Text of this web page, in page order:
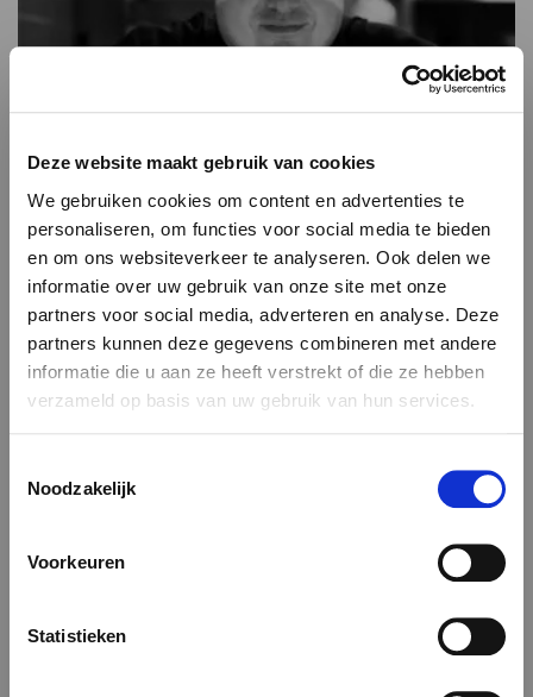
Deze website maakt gebruik van cookies
We gebruiken cookies om content en advertenties te
personaliseren, om functies voor social media te bieden
en om ons websiteverkeer te analyseren. Ook delen we
informatie over uw gebruik van onze site met onze
partners voor social media, adverteren en analyse. Deze
partners kunnen deze gegevens combineren met andere
informatie die u aan ze heeft verstrekt of die ze hebben
verzameld op basis van uw gebruik van hun services.
Meer informatie hier:
Noodzakelijk
Voorkeuren
Statistieken
Luc Broutard
La Table du Boucher